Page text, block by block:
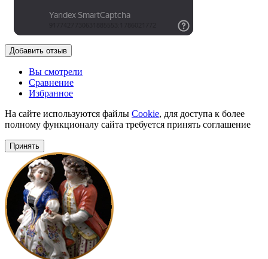
Добавить отзыв
Вы смотрели
Сравнение
Избранное
На сайте используются файлы Cookie, для доступа к более
полному функционалу сайта требуется принять соглашение
Принять